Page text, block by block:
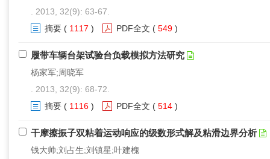
. 2013, 32(9): 63-67.
摘要 ( 1117 ) PDF全文 ( 549 )
履带车辆台架试验台负载模拟方法研究
杨家军;周晓军
. 2013, 32(9): 68-72.
摘要 ( 1116 ) PDF全文 ( 514 )
干摩擦振子双粘着运动响应的级数形式解及粘滑边界分析
钱大帅;刘占生;刘镇星;叶建槐